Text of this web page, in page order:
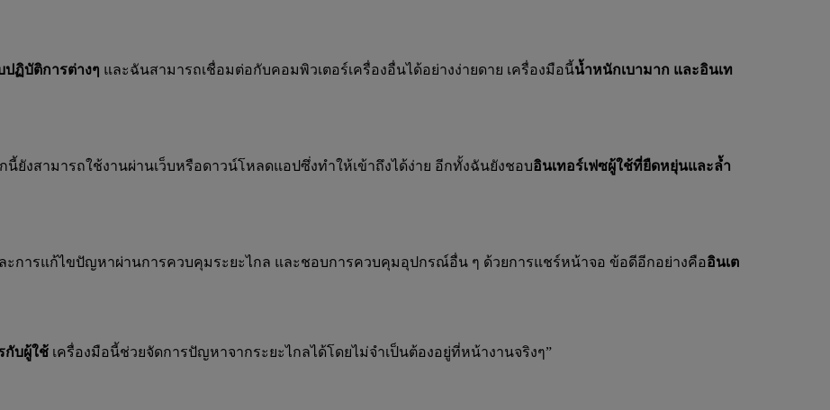
ปฏิบัติการต่างๆ และฉันสามารถเชื่อมต่อกับคอมพิวเตอร์เครื่องอื่นได้อย่างง่ายดาย เครื่องมือนี้น้ำหนักเบามาก และอินเท
ยังสามารถใช้งานผ่านเว็บหรือดาวน์โหลดแอปซึ่งทำให้เข้าถึงได้ง่าย อีกทั้งฉันยังชอบอินเทอร์เฟซผู้ใช้ที่ยืดหยุ่นและล้ำ
ะการแก้ไขปัญหาผ่านการควบคุมระยะไกล และชอบการควบคุมอุปกรณ์อื่น ๆ ด้วยการแชร์หน้าจอ ข้อดีอีกอย่างคืออินเต
กับผู้ใช้ เครื่องมือนี้ช่วยจัดการปัญหาจากระยะไกลได้โดยไม่จำเป็นต้องอยู่ที่หน้างานจริงๆ”